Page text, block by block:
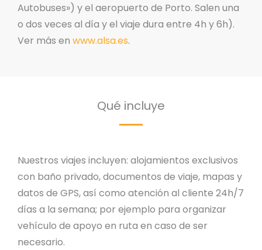
Autobuses») y el aeropuerto de Porto. Salen una
o dos veces al día y el viaje dura entre 4h y 6h).
Ver más en www.alsa.es.
Qué incluye
Nuestros viajes incluyen: alojamientos exclusivos
con baño privado, documentos de viaje, mapas y
datos de GPS, así como atención al cliente 24h/7
días a la semana; por ejemplo para organizar
vehículo de apoyo en ruta en caso de ser
necesario.